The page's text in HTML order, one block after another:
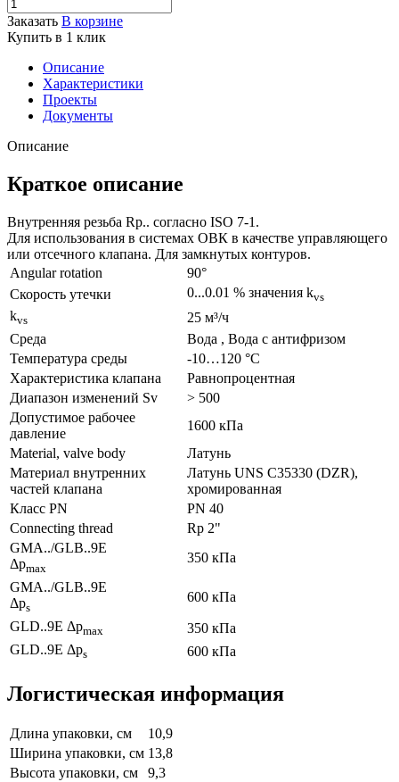
Заказать В корзине
Купить в 1 клик
Описание
Характеристики
Проекты
Документы
Описание
Краткое описание
Внутренняя резьба Rp.. согласно ISO 7-1.
Для использования в системах ОВК в качестве управляющего
или отсечного клапана. Для замкнутых контуров.
Angular rotation
90°
Скорость утечки
0...0.01 % значения kvs
kvs
25 м³/ч
Среда
Bодa , Bодa с антифризом
Температура среды
-10…120 °C
Характеристика клапана
Равнопроцентная
Диапазон изменений Sv
> 500
Допустимое рабочее
давление
1600 кПа
Material, valve body
Латунь
Материал внутренних
частeй клапана
Латунь UNS C35330 (DZR),
хромированная
Класс PN
PN 40
Connecting thread
Rp 2"
GMA../GLB..9E
Δpmax
350 кПа
GMA../GLB..9E
Δps
600 кПа
GLD..9E Δpmax
350 кПа
GLD..9E Δps 600 кПа
Логистическая информация
Длина упаковки, см
10,9
Ширина упаковки, см 13,8
Высота упаковки, см
9,3